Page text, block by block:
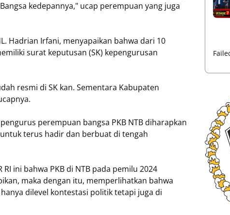
kedepannya," ucap perempuan yang juga
Hadrian Irfani, menyapaikan bahwa dari 10
surat keputusan (SK) kepengurusan
resmi di SK kan. Sementara Kabupaten
perempuan bangsa PKB NTB diharapkan
terus hadir dan berbuat di tengah
ini bahwa PKB di NTB pada pemilu 2024
maka dengan itu, memperlihatkan bahwa
dilevel kontestasi politik tetapi juga di